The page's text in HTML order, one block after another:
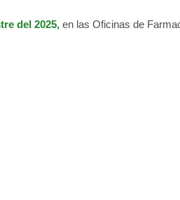
del 2025,en las Oficinas de